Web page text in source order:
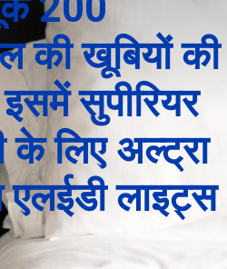
की खूबियों की
सुपीरियर
के लिए अल्ट्रा
लाइट्स